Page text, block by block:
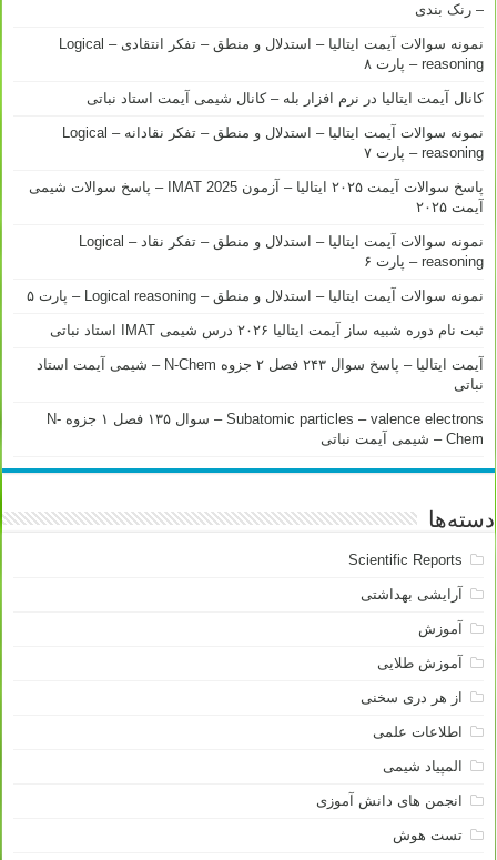
– رنک بندی
نمونه سوالات آیمت ایتالیا – استدلال و منطق – تفکر انتقادی – Logical
reasoning – پارت ۸
کانال آیمت ایتالیا در نرم افزار بله – کانال شیمی آیمت استاد نباتی
نمونه سوالات آیمت ایتالیا – استدلال و منطق – تفکر نقادانه – Logical
reasoning – پارت ۷
پاسخ سوالات آیمت ۲۰۲۵ ایتالیا – آزمون IMAT 2025 – پاسخ سوالات شیمی
آیمت ۲۰۲۵
نمونه سوالات آیمت ایتالیا – استدلال و منطق – تفکر نقاد – Logical
reasoning – پارت ۶
نمونه سوالات آیمت ایتالیا – استدلال و منطق – Logical reasoning – پارت ۵
ثبت نام دوره شبیه ساز آیمت ایتالیا ۲۰۲۶ درس شیمی IMAT استاد نباتی
آیمت ایتالیا – پاسخ سوال ۲۴۳ فصل ۲ جزوه N-Chem – شیمی آیمت استاد
نباتی
Subatomic particles – valence electrons – سوال ۱۳۵ فصل ۱ جزوه N-
Chem – شیمی آیمت نباتی
دسته‌ها
Scientific Reports
آرایشی بهداشتی
آموزش
آموزش طلایی
از هر دری سخنی
اطلاعات علمی
المپیاد شیمی
انجمن های دانش آموزی
تست هوش